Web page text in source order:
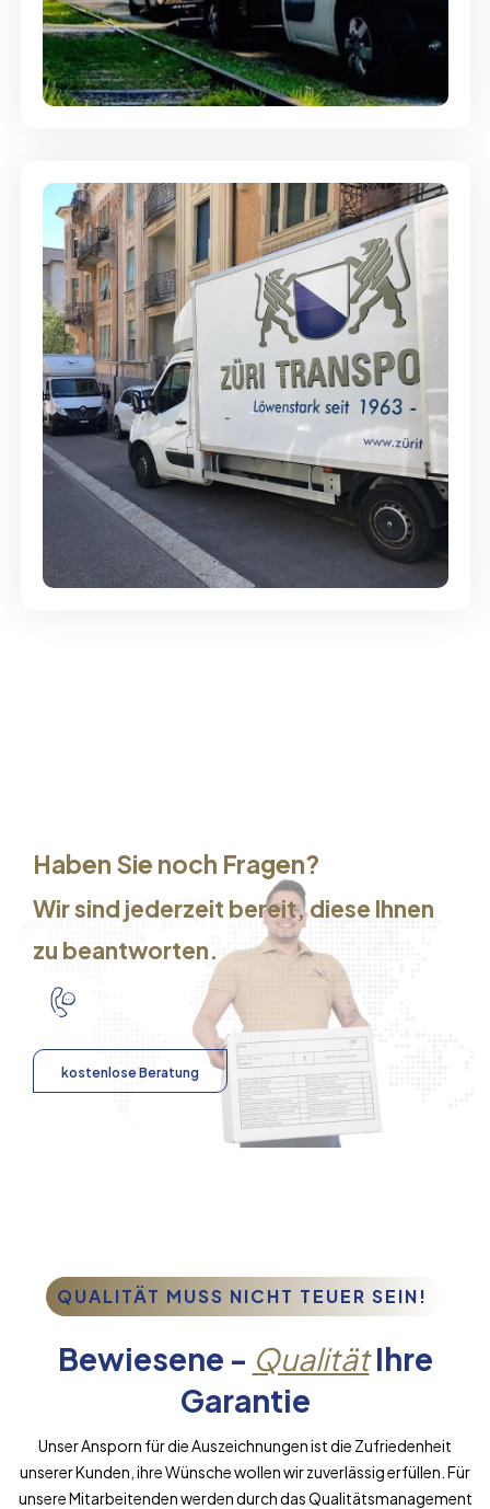
Ein- und Auspackservice
Günstige Umzüge - Hervorragender
Service
Haben Sie noch Fragen?
Wir sind jederzeit bereit, diese Ihnen
zu beantworten.
kostenlose Beratung
QUALITÄT MUSS NICHT TEUER SEIN!
Bewiesene - QualitätIhre
Garantie
Unser Ansporn für die Auszeichnungen ist die Zufriedenheit
unserer Kunden, ihre Wünsche wollen wir zuverlässig erfüllen. Für
unsere Mitarbeitenden werden durch das Qualitätsmanagement